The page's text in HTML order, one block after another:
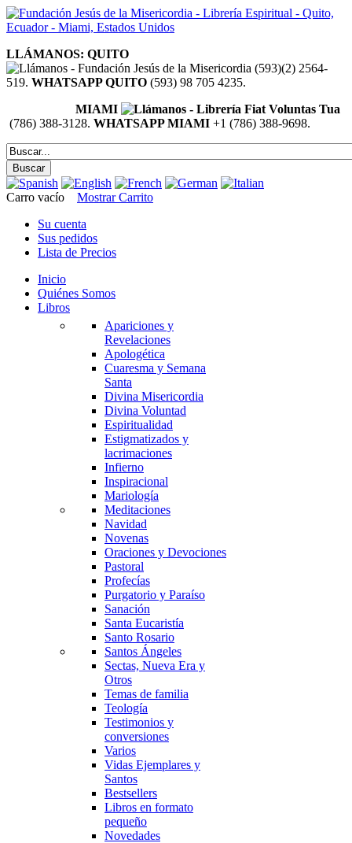
LLÁMANOS: QUITO
(593)(2) 2564-
519. WHATSAPP QUITO (593) 98 705 4235.
MIAMI
(786) 388-3128. WHATSAPP MIAMI +1 (786) 388-9698.
Carro vacío
Mostrar Carrito
Su cuenta
Sus pedidos
Lista de Precios
Inicio
Quiénes Somos
Libros
Apariciones y
Revelaciones
Apologética
Cuaresma y Semana
Santa
Divina Misericordia
Divina Voluntad
Espiritualidad
Estigmatizados y
lacrimaciones
Infierno
Inspiracional
Mariología
Meditaciones
Navidad
Novenas
Oraciones y Devociones
Pastoral
Profecías
Purgatorio y Paraíso
Sanación
Santa Eucaristía
Santo Rosario
Santos Ángeles
Sectas, Nueva Era y
Otros
Temas de familia
Teología
Testimonios y
conversiones
Varios
Vidas Ejemplares y
Santos
Bestsellers
Libros en formato
pequeño
Novedades